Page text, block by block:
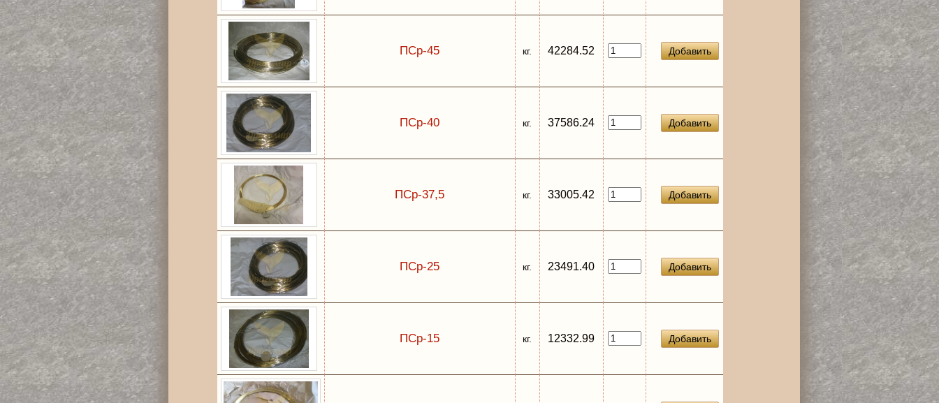
ПСр-45 кг. 42284.52 Добавить
ПСр-40 кг. 37586.24 Добавить
ПСр-37,5 кг. 33005.42 Добавить
ПСр-25 кг. 23491.40 Добавить
ПСр-15 кг. 12332.99 Добавить